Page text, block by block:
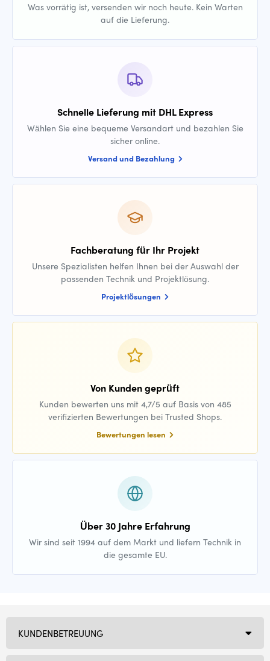
Was vorrätig ist, versenden wir noch heute. Kein Warten
auf die Lieferung.
Schnelle Lieferung mit DHL Express
Wählen Sie eine bequeme Versandart und bezahlen Sie
sicher online.
Versand und Bezahlung
Fachberatung für Ihr Projekt
Unsere Spezialisten helfen Ihnen bei der Auswahl der
passenden Technik und Projektlösung.
Projektlösungen
Von Kunden geprüft
Kunden bewerten uns mit 4,7/5 auf Basis von 485
verifizierten Bewertungen bei Trusted Shops.
Bewertungen lesen
Über 30 Jahre Erfahrung
Wir sind seit 1994 auf dem Markt und liefern Technik in
die gesamte EU.
KUNDENBETREUUNG